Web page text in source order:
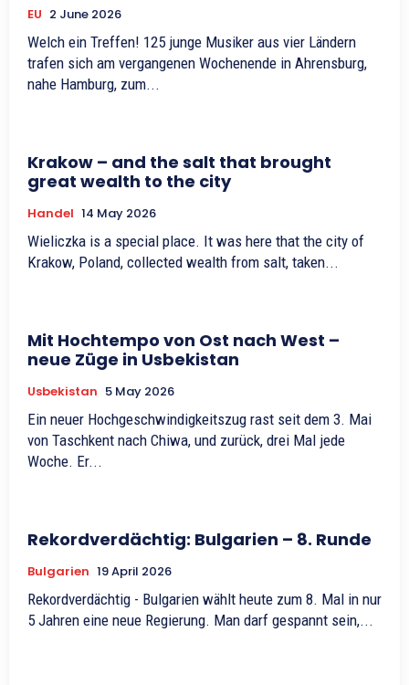
EU 2 June 2026
Welch ein Treffen! 125 junge Musiker aus vier Ländern
trafen sich am vergangenen Wochenende in Ahrensburg,
nahe Hamburg, zum...
Krakow – and the salt that brought
great wealth to the city
Handel 14 May 2026
Wieliczka is a special place. It was here that the city of
Krakow, Poland, collected wealth from salt, taken...
Mit Hochtempo von Ost nach West –
neue Züge in Usbekistan
Usbekistan 5 May 2026
Ein neuer Hochgeschwindigkeitszug rast seit dem 3. Mai
von Taschkent nach Chiwa, und zurück, drei Mal jede
Woche. Er...
Rekordverdächtig: Bulgarien – 8. Runde
Bulgarien 19 April 2026
Rekordverdächtig - Bulgarien wählt heute zum 8. Mal in nur
5 Jahren eine neue Regierung. Man darf gespannt sein,...